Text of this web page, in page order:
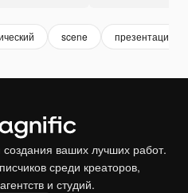
scene презентация
ваших лучших работ.
среди креаторов,
и студий.